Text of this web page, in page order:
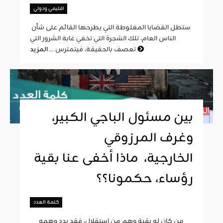
اقليمي ودولي
الناس العام، تلك الشجرة التي تخفي غابة الشرور التي
تعصف بالحقيقة، فيتمترس ...
بين مسئول الباجي الكبير،
وغرف المرزوقي
الخارجية، ماذا أخفى عنا بقية
رؤساء، حكمونا؟؟
كلمة العدد